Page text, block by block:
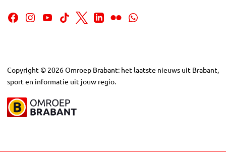
Copyright © 2026Omroep Brabant: het laatste nieuws uit Brabant,
sport en informatie uit jouw regio.